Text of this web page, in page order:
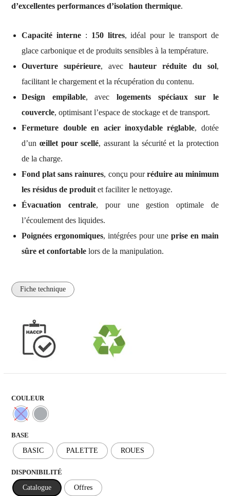
d’excellentes performances d’isolation thermique.
Capacité interne : 150 litres, idéal pour le transport de
glace carbonique et de produits sensibles à la température.
Ouverture supérieure, avechauteur réduite du sol,
facilitant le chargement et la récupération du contenu.
Design empilable, avec logements spéciaux sur le
couvercle, optimisant l’espace de stockage et de transport.
Fermeture double en acier inoxydable réglable, dotée
d’unœillet pour scellé, assurant la sécurité et la protection
de la charge.
Fond plat sans rainures, conçu pourréduire au minimum
les résidus de produit et faciliter le nettoyage.
Évacuation centrale, pour une gestion optimale de
l’écoulement des liquides.
Poignées ergonomiques, intégrées pour une prise en main
sûre et confortable lors de la manipulation.
Fiche technique
COULEUR
BASE
BASIC
PALETTE ROUES
DISPONIBILITÉ
Catalogue
Offres